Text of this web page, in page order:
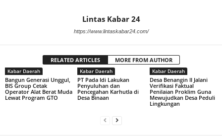
Lintas Kabar 24
https://www.lintaskabar24.com/
RELATED ARTICLES MORE FROM AUTHOR
Kabar Daerah
Bangun Generasi Unggul,
BIS Group Cetak
Operator Alat Berat Muda
Lewat Program GTO
Kabar Daerah
PT Pada Idi Lakukan
Penyuluhan dan
Pencegahan Karhutla di
Desa Binaan
Kabar Daerah
Desa Benangin II Jalani
Verifikasi Faktual
Penilaian Proklim Guna
Mewujudkan Desa Peduli
Lingkungan